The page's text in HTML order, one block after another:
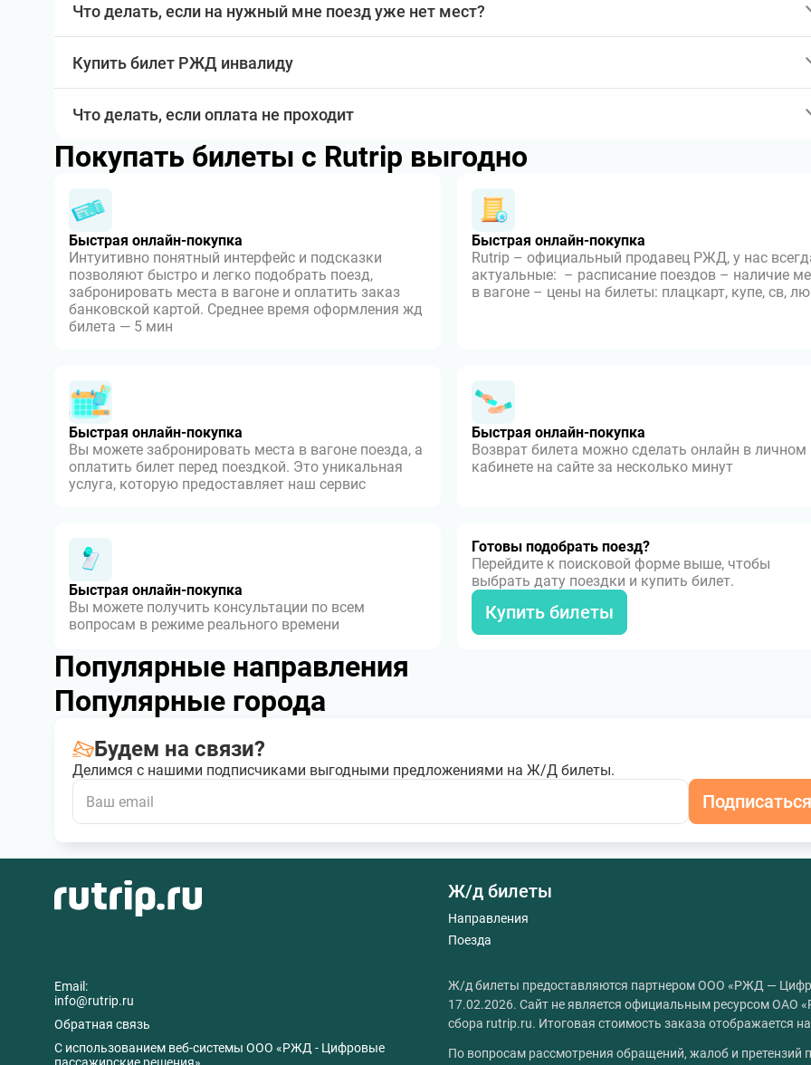
Что делать, если на нужный мне поезд уже нет мест?
Купить билет РЖД инвалиду
Что делать, если оплата не проходит
Покупать билеты с Rutrip выгодно
Быстрая онлайн-покупка
Интуитивно понятный интерфейс и подсказки
позволяют быстро и легко подобрать поезд,
забронировать места в вагоне и оплатить заказ
банковской картой. Среднее время оформления жд
билета — 5 мин
Быстрая онлайн-покупка
Rutrip – официальный продавец РЖД, у нас
актуальные: – расписание поездов – наличие
в вагоне – цены на билеты: плацкарт, купе, св,
Быстрая онлайн-покупка
Вы можете забронировать места в вагоне поезда, а
оплатить билет перед поездкой. Это уникальная
услуга, которую предоставляет наш сервис
Быстрая онлайн-покупка
Возврат билета можно сделать онлайн в личном
кабинете на сайте за несколько минут
Быстрая онлайн-покупка
Вы можете получить консультации по всем
вопросам в режиме реального времени
Готовы подобрать поезд?
Перейдите к поисковой форме выше, чтобы
выбрать дату поездки и купить билет.
Купить билеты
Популярные направления
Популярные города
Будем на связи?
Делимся с нашими подписчиками выгодными предложениями на Ж/Д билеты.
Подписаться
Email:
info@rutrip.ru
Обратная связь
C использованием веб-системы ООО «РЖД - Цифровые
Ж/д билеты
Направления
Поезда
Ж/д билеты предоставляются партнером ООО «РЖД —
17.02.2026. Сайт не является официальным ресурсом ОАО
сбора rutrip.ru. Итоговая стоимость заказа отображается
По вопросам рассмотрения обращений, жалоб и